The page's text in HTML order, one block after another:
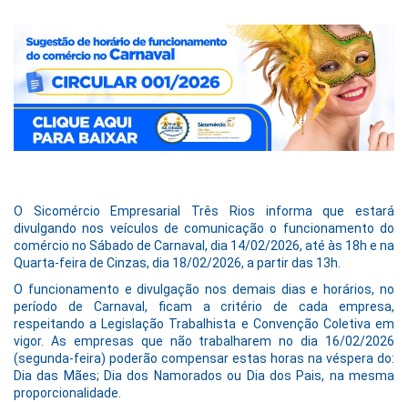
O Sicomércio Empresarial Três Rios informa que estará
divulgando nos veículos de comunicação o funcionamento do
comércio no Sábado de Carnaval, dia 14/02/2026, até às 18h e na
Quarta-feira de Cinzas, dia 18/02/2026, a partir das 13h.
O funcionamento e divulgação nos demais dias e horários, no
período de Carnaval, ficam a critério de cada empresa,
respeitando a Legislação Trabalhista e Convenção Coletiva em
vigor. As empresas que não trabalharem no dia 16/02/2026
(segunda-feira) poderão compensar estas horas na véspera do:
Dia das Mães; Dia dos Namorados ou Dia dos Pais, na mesma
proporcionalidade.